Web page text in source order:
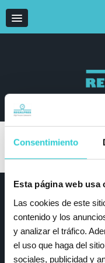
Consentimiento
Esta página web usa
Las cookies de este
contenido y los
y analizar el tráfico.
el uso que haga del
sociales, publicidad y
Recalpres
Productos
Recalpres
Blog